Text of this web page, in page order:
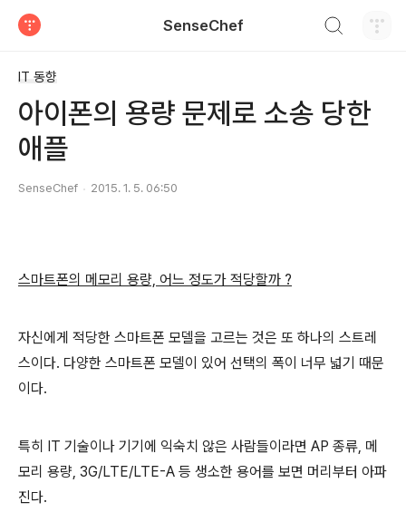
SenseChef
IT 동향
아이폰의 용량 문제로 소송 당한
애플
SenseChef 2015. 1. 5. 06:50
스마트폰의 메모리 용량, 어느 정도가 적당할까 ?
자신에게 적당한 스마트폰 모델을 고르는 것은 또 하나의 스트레
스이다. 다양한 스마트폰 모델이 있어 선택의 폭이 너무 넓기 때문
이다.
특히 IT 기술이나 기기에 익숙치 않은 사람들이라면 AP 종류, 메
모리 용량, 3G/LTE/LTE-A 등 생소한 용어를 보면 머리부터 아파
진다.